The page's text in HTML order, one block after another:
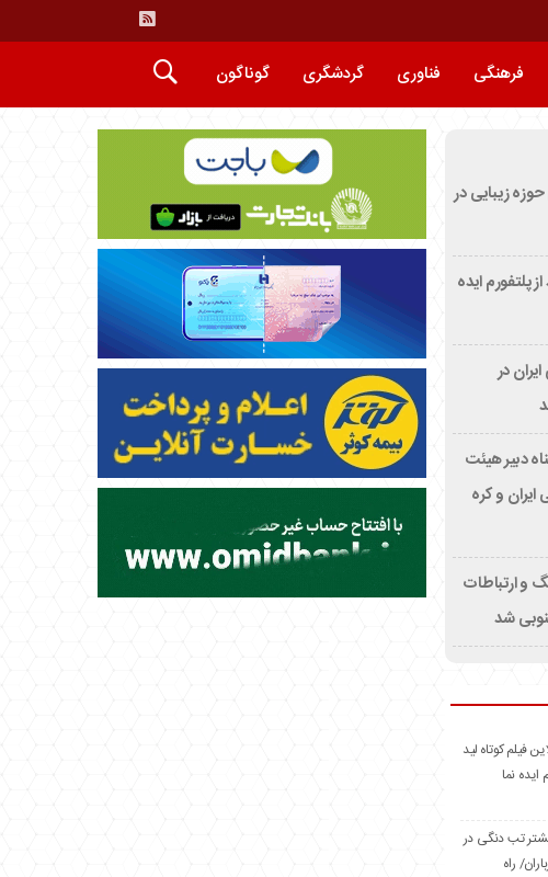
فرهنگی فناوری گردشگری گوناگون
زیبایی در
پلتفورم ایده
در
دبیر هیئت
و کره
و ارتباطات
شد
فیلم کوتاه لید
ایده نما
تب دنگی در
راه